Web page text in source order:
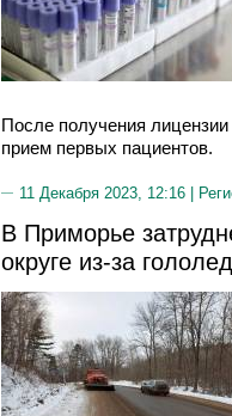
После получения лицензии
прием первых пациентов.
11 Декабря 2023, 12:16 |
В Приморье
округе из-за